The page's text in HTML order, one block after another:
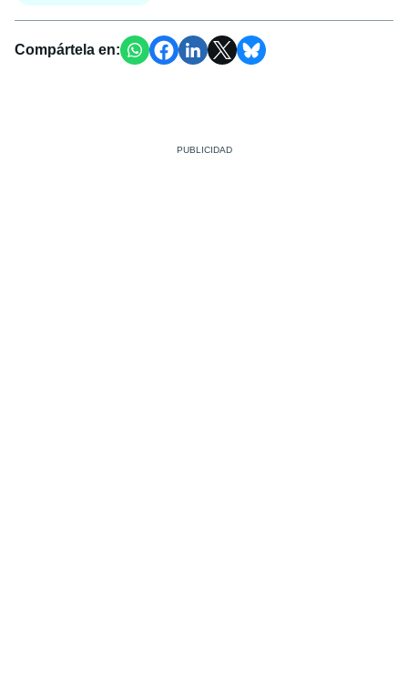
Compártela en: